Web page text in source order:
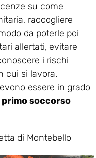
su come
raccogliere
da poterle poi
allertati, evitare
i rischi
cui si lavora.
essere in grado
soccorso
di Montebello